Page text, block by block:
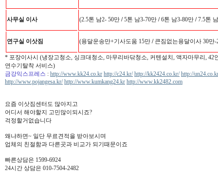
사무실 이사 (2.5톤 남2- 50만 /5톤 남3-70만 /6톤 남3-80만 /7.5톤
연구실 이삿짐 (용달운송만+기사도움 15만 /큰짐없는용달이사 30만
* 포장이사시 (냉장고청소, 싱크대청소, 마무리바닦청소, 커텐설치, 액자마무리,
연수기탈착 서비스)
금강익스프레스 : http://www.kk24.co.kr http://c24.kr/ http://kk2424.co.kr/ http://
http://www.pojangesa.kr/ http://www.kumkang24.kr http://www.kk2482.com
요즘 이삿짐센터도 많아지고
어디서 해야할지 고민많이되시죠?
걱정할거없습니다
왜냐하면~ 일단 무료견적을 받아보시며
업체의 친절함과 다른곳과 비교가 되기때문이죠
빠른상담은 1599-6924
24시간 상담은 010-7504-2482